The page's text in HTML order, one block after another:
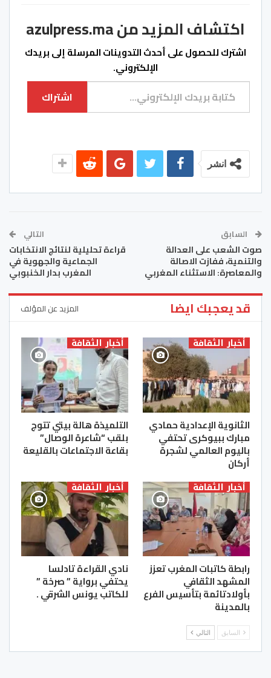
اكتشاف المزيد من azulpress.ma
اشترك للحصول على أحدث التدوينات المرسلة إلى بريدك
الإلكتروني.
كتابة بريدك الإلكتروني...
اشتراك
انشر
السابق
صوت الشعب على العدالة
والتنمية، ففازت الاصالة
والمعاصرة: الاستثناء المغربي
التالي
قراءة تحليلية لنتائج الانتخابات
الجماعية والجهوية في
المغرب بدار الخنبوبي
قد يعجبك ايضا المزيد عن المؤلف
أخبار الثقافة
الثانوية الإعدادية حمادي
مبارك ببيوكرى تحتفي
باليوم العالمي لشجرة
أركان
أخبار الثقافة
التلميذة هالة بيتي تتوج
بلقب “شاعرة الوصال”
بقاعة الاجتماعات بالقليعة
أخبار الثقافة
رابطة كاتبات المغرب تعزز
المشهد الثقافي
بأولادتائمة بتأسيس الفرع
بالمدينة
أخبار الثقافة
نادي القراءة تادلسا
يحتفي برواية ” صرخة ”
للكاتب يونس الشرقي .
السابق التالي